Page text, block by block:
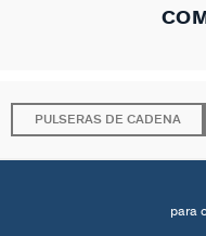
PULSERAS DE CADENA
para